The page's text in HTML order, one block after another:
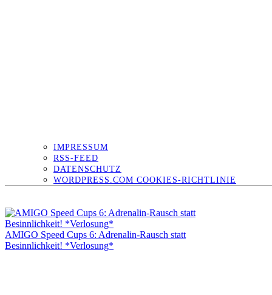
IMPRESSUM
RSS-FEED
DATENSCHUTZ
WORDPRESS.COM COOKIES-RICHTLINIE
AMIGO Speed Cups 6: Adrenalin-Rausch statt
Besinnlichkeit! *Verlosung*